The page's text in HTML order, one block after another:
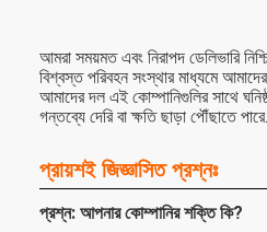
আমরা সময়মত এবং নিরাপদ ডেলিভারি
বিশ্বস্ত পরিবহন সংস্থার মাধ্যমে
আমাদের দল এই কোম্পানিগুলির সাথে
গন্তব্যে দেরি বা ক্ষতি ছাড়া পৌঁছাতে পারে.
প্রায়শই জিজ্ঞাসিত প্রশ্নঃ
প্রশ্ন: আপনার কোম্পানির শক্তি কি?